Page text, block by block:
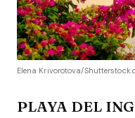
Elena Krivorotova/
PLAYA DEL